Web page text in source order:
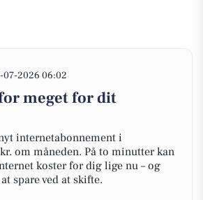
07-2026 06:02
meget for dit
internetabonnement i
om måneden. På to minutter kan
koster for dig lige nu – og
spare ved at skifte.